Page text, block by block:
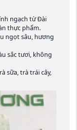
ngạch từ Đài
thực phẩm.
ngọt sâu, hương
sắc tươi, không
sữa, trà trái cây,